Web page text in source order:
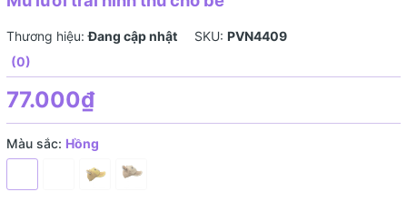
Thương hiệu:Đang cập nhật SKU: PVN4409
(0)
77.000₫
Màu sắc: Hồng